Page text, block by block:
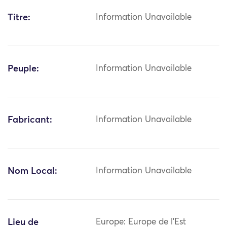
Titre: Information Unavailable
Peuple: Information Unavailable
Fabricant: Information Unavailable
Nom Local: Information Unavailable
Lieu de
Europe: Europe de l'Est